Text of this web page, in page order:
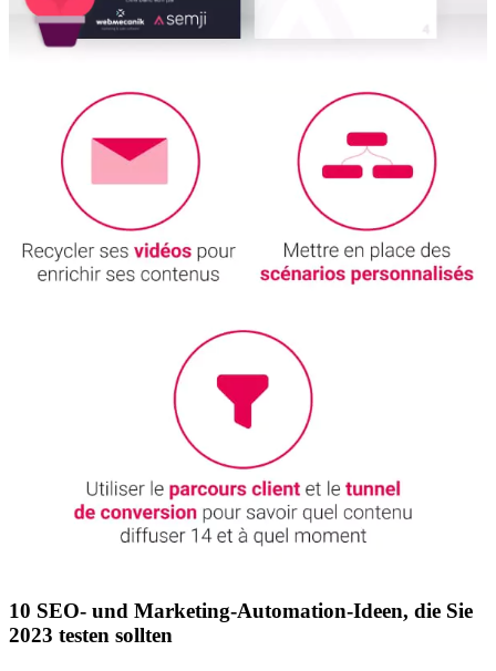
10 SEO- und Marketing-Automation-Ideen, die Sie
2023 testen sollten